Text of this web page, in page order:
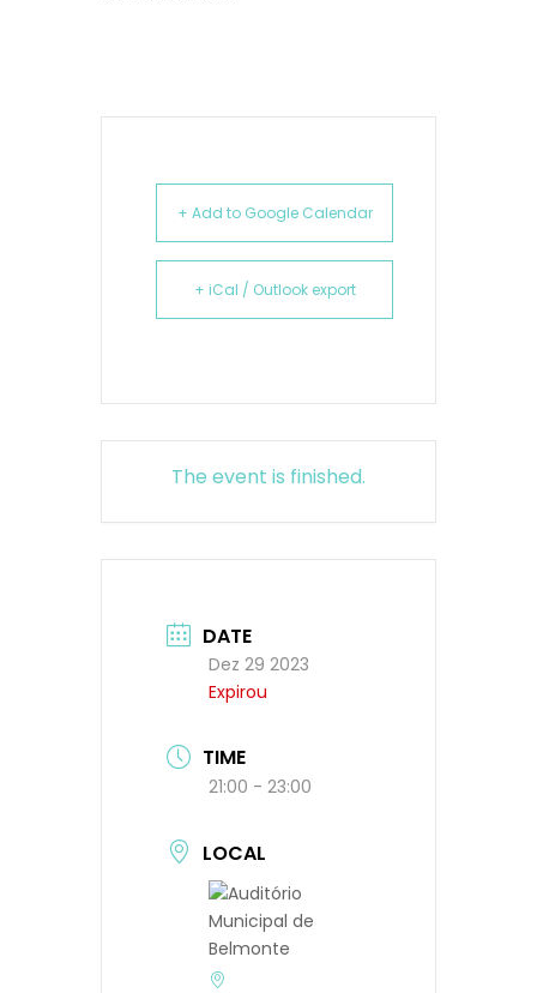
+ Add to Google Calendar
+ iCal / Outlook export
The event is finished.
DATE
Dez 29 2023
Expirou
TIME
21:00 - 23:00
LOCAL